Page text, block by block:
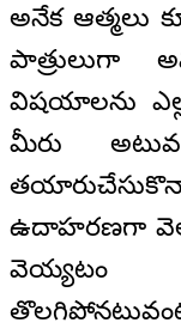
అనేక ఆత్మలు
పాత్రులుగా
విషయాలను
మీరు
ఉదాహరణగా
వెయ్యటం